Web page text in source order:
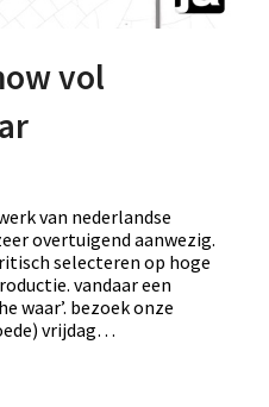
vol
van nederlandse
overtuigend aanwezig.
selecteren op hoge
vandaar een
waar’. bezoek onze
vrijdag…